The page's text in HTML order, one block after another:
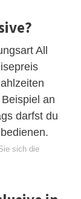
All
an
darfst du
sich die